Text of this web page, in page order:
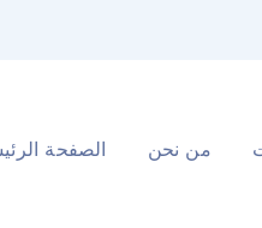
الصفحة من نحن